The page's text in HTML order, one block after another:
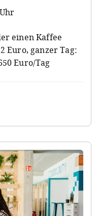
einen Kaffee
Euro, ganzer Tag:
Euro/Tag